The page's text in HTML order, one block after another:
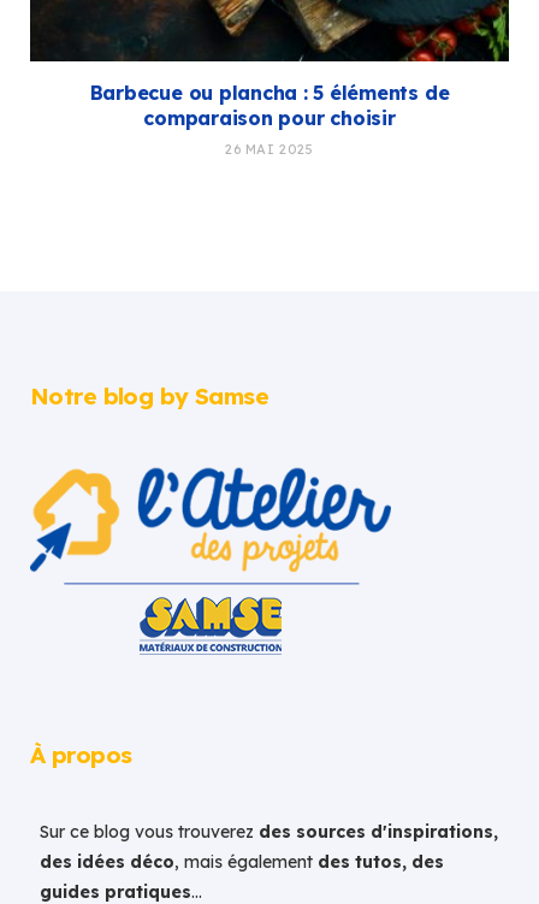
Barbecue ou plancha : 5 éléments de
comparaison pour choisir
26 MAI 2025
Notre blog by Samse
À propos
Sur ce blog vous trouverez des sources d'inspirations,
des idées déco, mais également des tutos, des
guides pratiques...